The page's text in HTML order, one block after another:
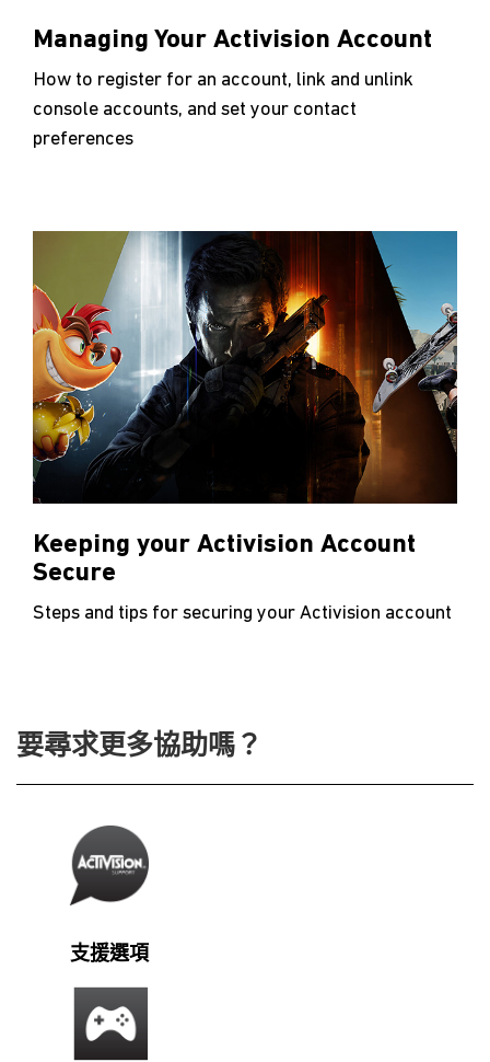
Managing Your Activision Account
How to register for an account, link and unlink
console accounts, and set your contact
preferences
Keeping your Activision Account
Secure
Steps and tips for securing your Activision account
要尋求更多協助嗎？
支援選項